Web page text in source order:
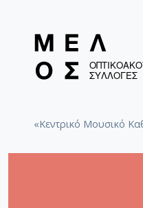
«Κεντρικό Μουσικό